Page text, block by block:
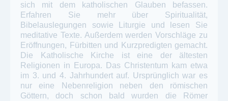
sich mit dem katholischen Glauben befassen.
Erfahren Sie mehr über Spiritualität,
Bibelauslegungen sowie Liturgie und lesen Sie
meditative Texte. Außerdem werden Vorschläge zu
Eröffnungen, Fürbitten und Kurzpredigten gemacht.
Die Katholische Kirche ist eine der ältesten
Religionen in Europa. Das Christentum kam etwa
im 3. und 4. Jahrhundert auf. Ursprünglich war es
nur eine Nebenreligion neben den römischen
Göttern, doch schon bald wurden die Römer